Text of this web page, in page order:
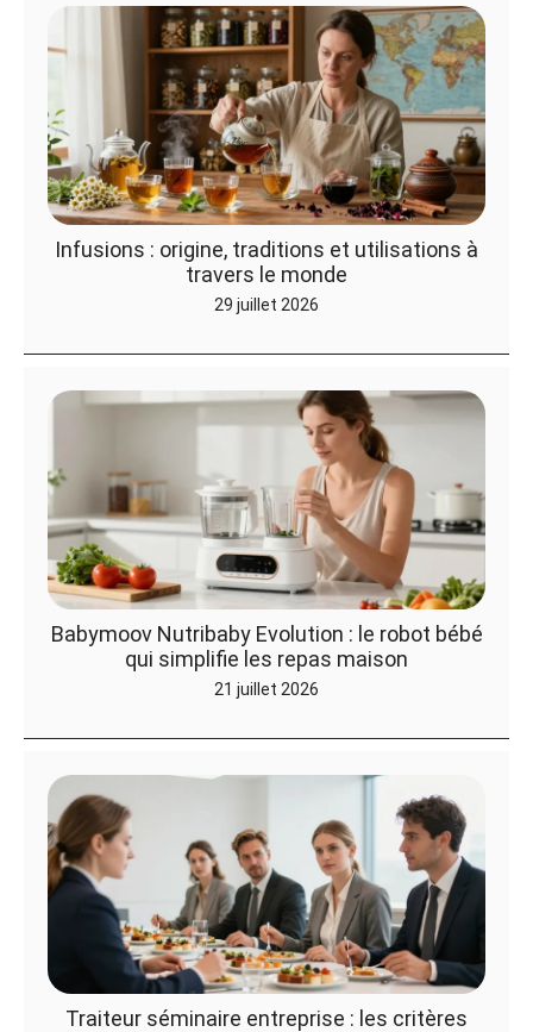
Infusions : origine, traditions et utilisations à
travers le monde
29 juillet 2026
Babymoov Nutribaby Evolution : le robot bébé
qui simplifie les repas maison
21 juillet 2026
Traiteur séminaire entreprise : les critères